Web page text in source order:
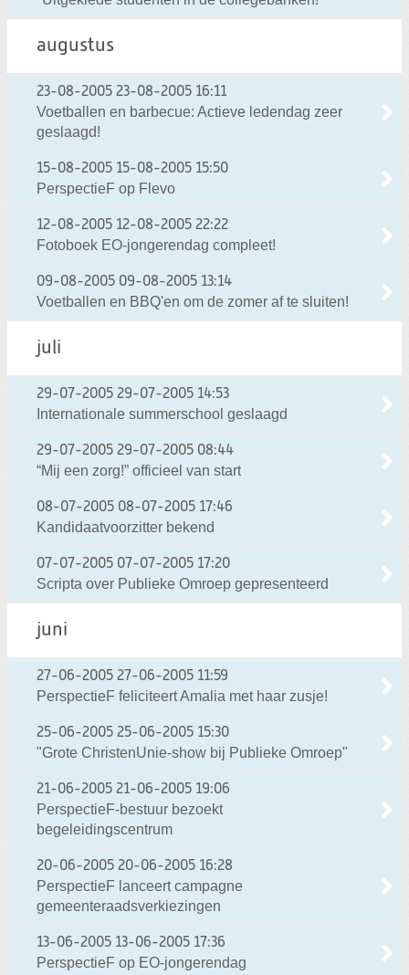
augustus
23-08-2005 23-08-2005 16:11
Voetballen en barbecue: Actieve ledendag zeer
geslaagd!
15-08-2005 15-08-2005 15:50
PerspectieF op Flevo
12-08-2005 12-08-2005 22:22
Fotoboek EO-jongerendag compleet!
09-08-2005 09-08-2005 13:14
Voetballen en BBQ'en om de zomer af te sluiten!
juli
29-07-2005 29-07-2005 14:53
Internationale summerschool geslaagd
29-07-2005 29-07-2005 08:44
“Mij een zorg!” officieel van start
08-07-2005 08-07-2005 17:46
Kandidaatvoorzitter bekend
07-07-2005 07-07-2005 17:20
Scripta over Publieke Omroep gepresenteerd
juni
27-06-2005 27-06-2005 11:59
PerspectieF feliciteert Amalia met haar zusje!
25-06-2005 25-06-2005 15:30
"Grote ChristenUnie-show bij Publieke Omroep"
21-06-2005 21-06-2005 19:06
PerspectieF-bestuur bezoekt
begeleidingscentrum
20-06-2005 20-06-2005 16:28
PerspectieF lanceert campagne
gemeenteraadsverkiezingen
13-06-2005 13-06-2005 17:36
PerspectieF op EO-jongerendag